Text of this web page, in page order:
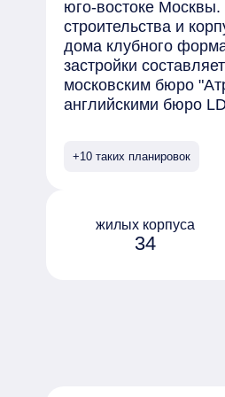
юго-востоке
строительства и
дома клубного
застройки
московским бюро
английскими бюро
предлагаемых в
обустроен
10 гектаров,
Протяжённое
+10 таких планировок
34
жилых корпуса